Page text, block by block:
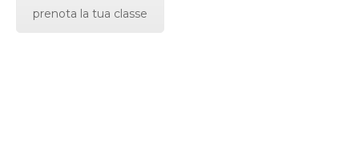
prenota la tua classe